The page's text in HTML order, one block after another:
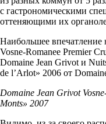
с гастрономическими
оттеняющими их
Наибольшее впечатление
Vosne-Romanee Premier
Domaine Jean Grivot и
de l’Arlot» 2006 от
Domaine Jean Grivot
Monts» 2007